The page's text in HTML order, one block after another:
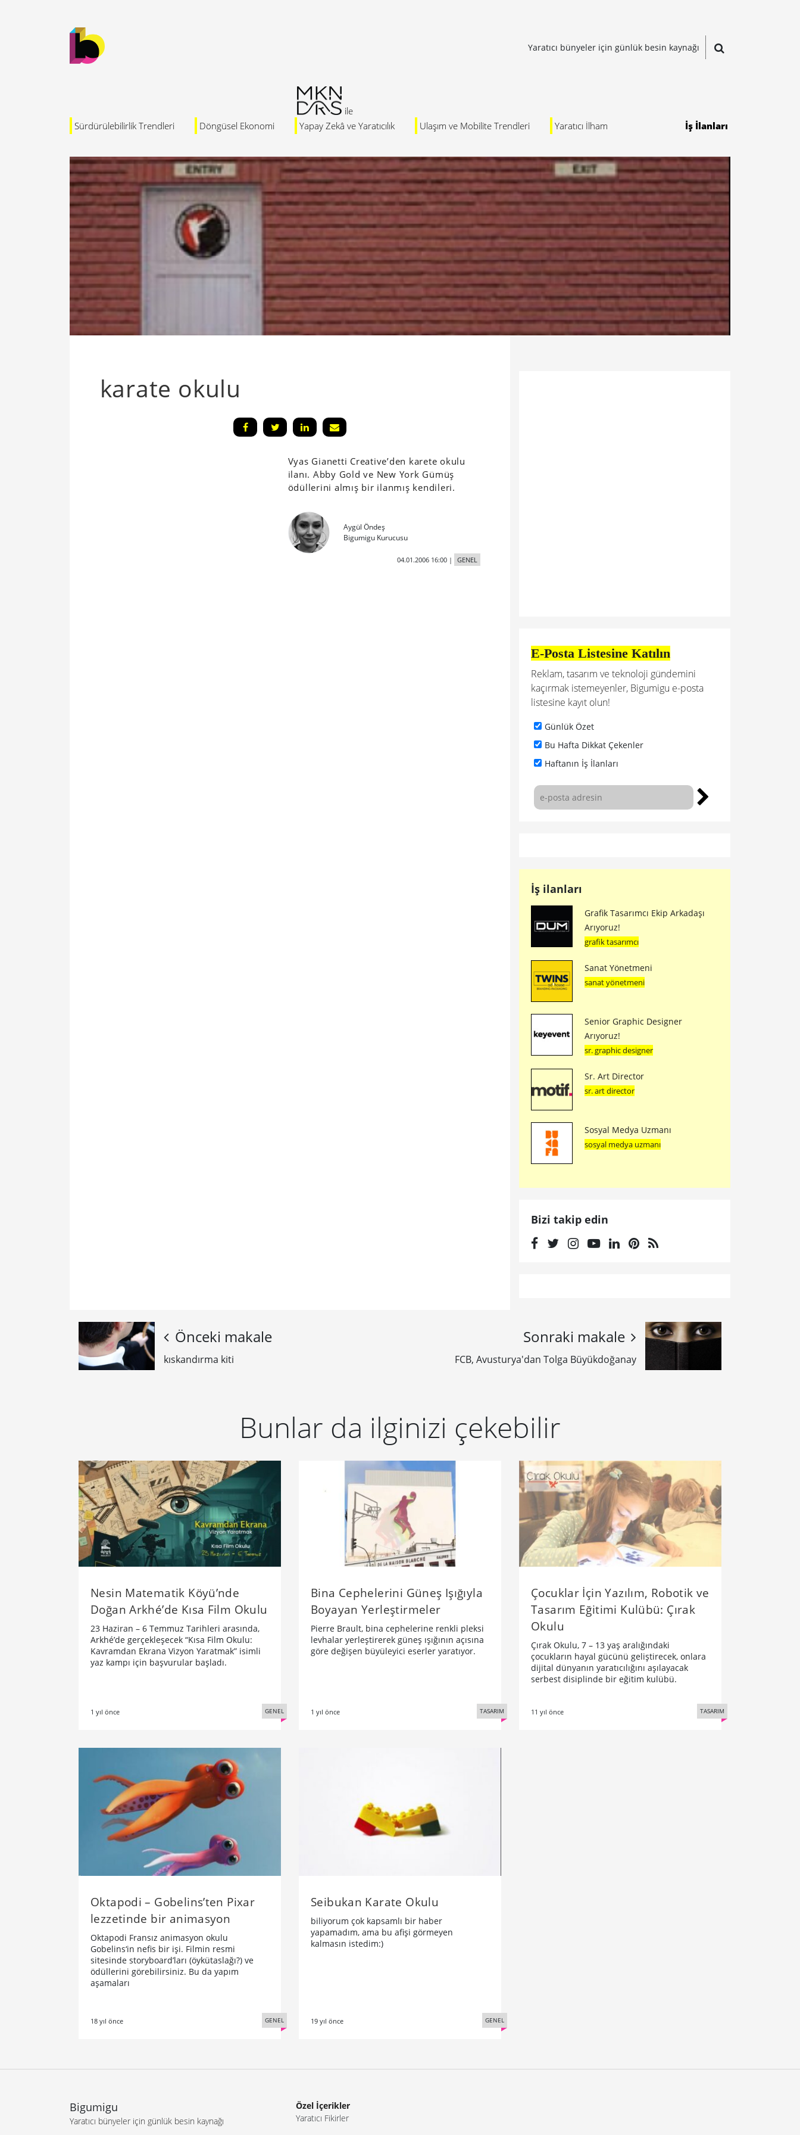
Yaratıcı bünyeler için günlük besin kaynağı
Sürdürülebilirlik Trendleri Döngüsel Ekonomi Yapay Zekâ ve Yaratıcılık Ulaşım ve Mobilite Trendleri Yaratıcı İlham İş İlanları
karate okulu
Vyas Gianetti Creative’den karete okulu
ilanı. Abby Gold ve New York Gümüş
ödüllerini almış bir ilanmış kendileri.
Aygül Öndeş
Bigumigu Kurucusu
04.01.2006 16:00| GENEL
E-Posta Listesine Katılın
Reklam, tasarım ve teknoloji gündemini
kaçırmak istemeyenler, Bigumigu e-posta
listesine kayıt olun!
Günlük Özet
Bu Hafta Dikkat Çekenler
Haftanın İş İlanları
İş ilanları
Grafik Tasarımcı Ekip Arkadaşı
Arıyoruz!
grafik tasarımcı
Sanat Yönetmeni
sanat yönetmeni
Senior Graphic Designer
Arıyoruz!
sr. graphic designer
Sr. Art Director
sr. art director
Sosyal Medya Uzmanı
sosyal medya uzmanı
Bizi takip edin
Önceki makale
kıskandırma kiti
Sonraki makale
FCB, Avusturya'dan Tolga Büyükdoğanay
Bunlar da ilginizi çekebilir
Nesin Matematik Köyü’nde
Doğan Arkhé’de Kısa Film Okulu
23 Haziran – 6 Temmuz Tarihleri arasında,
Arkhé’de gerçekleşecek “Kısa Film Okulu:
Kavramdan Ekrana Vizyon Yaratmak” isimli
yaz kampı için başvurular başladı.
1 yıl önce GENEL
Bina Cephelerini Güneş Işığıyla
Boyayan Yerleştirmeler
Pierre Brault, bina cephelerine renkli pleksi
levhalar yerleştirerek güneş ışığının açısına
göre değişen büyüleyici eserler yaratıyor.
1 yıl önce TASARIM
Çocuklar İçin Yazılım, Robotik ve
Tasarım Eğitimi Kulübü: Çırak
Okulu
Çırak Okulu, 7 – 13 yaş aralığındaki
çocukların hayal gücünü geliştirecek, onlara
dijital dünyanın yaratıcılığını aşılayacak
serbest disiplinde bir eğitim kulübü.
11 yıl önce TASARIM
Oktapodi – Gobelins’ten Pixar
lezzetinde bir animasyon
Oktapodi Fransız animasyon okulu
Gobelins‘in nefis bir işi. Filmin resmi
sitesinde storyboard’ları (öykütaslağı?) ve
ödüllerini görebilirsiniz. Bu da yapım
aşamaları
18 yıl önce GENEL
Seibukan Karate Okulu
biliyorum çok kapsamlı bir haber
yapamadım, ama bu afişi görmeyen
kalmasın istedim:)
19 yıl önce GENEL
Bigumigu
Yaratıcı bünyeler için günlük besin kaynağı
Özel İçerikler
Yaratıcı Fikirler